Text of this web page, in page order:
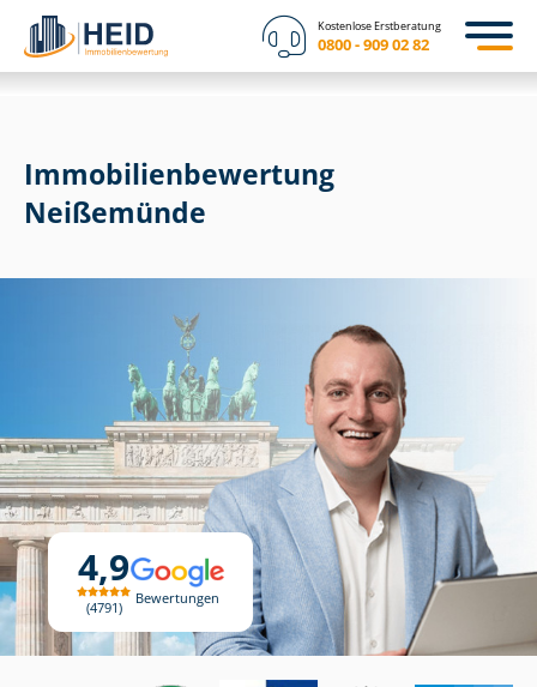
Kostenlose Erstberatung
0800 - 909 02 82
4,9
4791
Bewertungen
Immobilien­bewertung
Neißemünde